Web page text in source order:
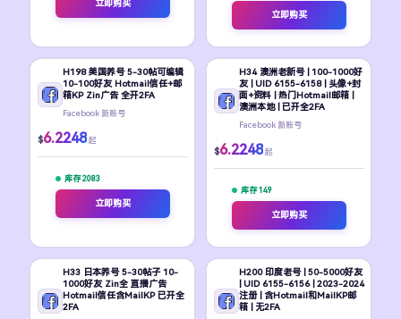
立即购买
立即购买
H198 美国养号 5-30帖可编辑
10-100好友 Hotmail信任+邮
箱KP Zin广告 全开2FA
Facebook 新账号
$6.2248 起
库存 2083
立即购买
H34 澳洲老新号 | 100-1000好
友 | UID 6155-6158 | 头像+封
面+资料 | 热门Hotmail邮箱 |
澳洲本地 | 已开全2FA
Facebook 新账号
$6.2248 起
库存 149
立即购买
H33 日本养号 5-30帖子 10-
1000好友 Zin全 直播广告
Hotmail信任含MailKP 已开全
2FA
H200 印度老号 | 50-5000好友
| UID 6155-6156 | 2023-2024
注册 | 含Hotmail和MailKP邮
箱 | 无2FA